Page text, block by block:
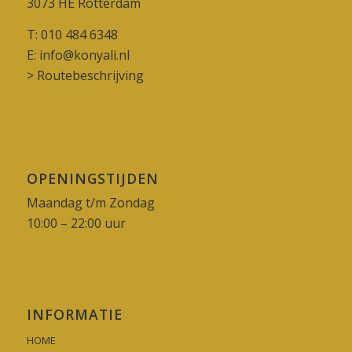
T: 010 484 6348
E: info@konyali.nl
> Routebeschrijving
OPENINGSTIJDEN
Maandag t/m Zondag
10:00 – 22:00 uur
INFORMATIE
HOME